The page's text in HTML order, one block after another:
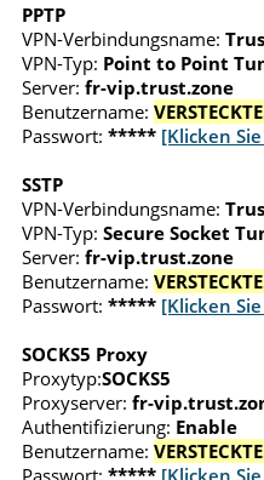
PPTP
VPN-Verbindungsname:
VPN-Typ: Point to Point
Server: fr-vip.trust.zone
Benutzername:
Passwort: ***** [Klicken
SSTP
VPN-Verbindungsname:
VPN-Typ: Secure Socket
Server: fr-vip.trust.zone
Benutzername:
Passwort: ***** [Klicken
SOCKS5 Proxy
Proxytyp:SOCKS5
Proxyserver: fr-
Authentifizierung: Enable
Benutzername:
Passwort: ***** [Klicken